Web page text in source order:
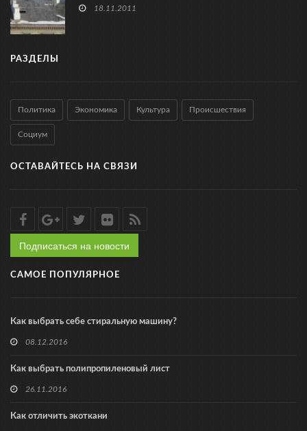
18.11.2011
РАЗДЕЛЫ
Политика Экономика Культура Происшествия
Социум
ОСТАВАЙТЕСЬ НА СВЯЗИ
Подписаться на новости
САМОЕ ПОПУЛЯРНОЕ
Как выбрать себе стиральную машину?
08.12.2016
Как выбрать полипропиленовый лист
26.11.2016
Как отличить экоткани